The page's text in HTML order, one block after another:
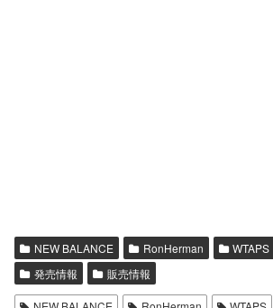
NEW BALANCE RonHerman WTAPS
発売情報
販売情報